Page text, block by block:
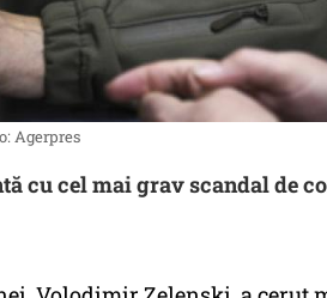
Agerpres
cu cel mai grav scandal de